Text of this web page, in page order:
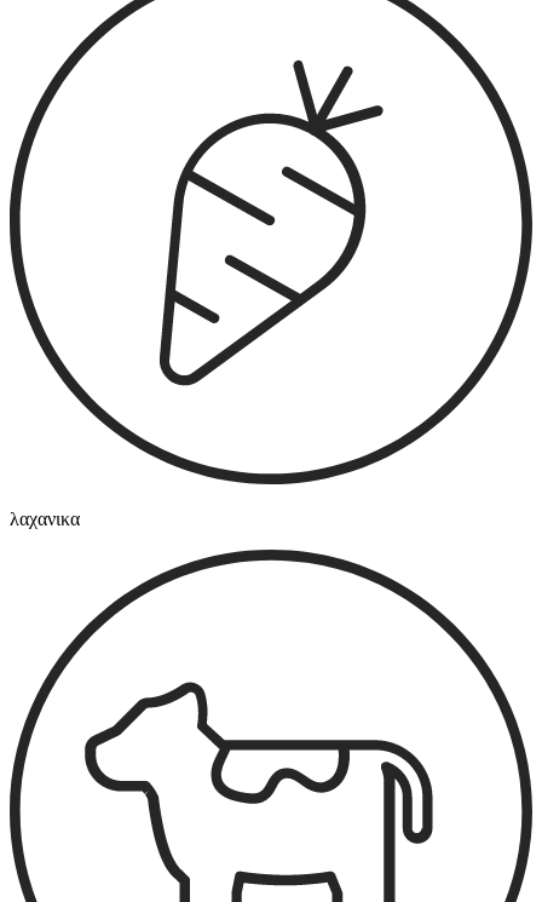
λαχανικα